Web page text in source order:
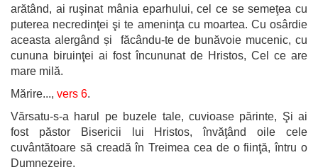
arătând, ai ruşinat mânia eparhului, cel ce se semeţea cu
puterea necredinţei şi te ameninţa cu moartea. Cu osârdie
aceasta alergând și făcându-te de bunăvoie mucenic, cu
cununa biruinţei ai fost încununat de Hristos, Cel ce are
mare milă.
Mărire..., vers 6.
Vărsatu-s-a harul pe buzele tale, cuvioase părinte, Şi ai
fost păstor Bisericii lui Hristos, învăţând oile cele
cuvântătoare să creadă în Treimea cea de o fiinţă, întru o
Dumnezeire.